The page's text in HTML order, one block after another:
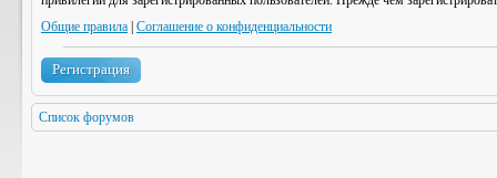
Общие правила Соглашение о конфиденциальности
Регистрация
Список форумов